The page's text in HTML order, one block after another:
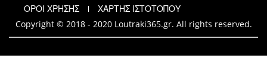
ΟΡΟΙ ΧΡΗΣΗΣ
ΧΑΡΤΗΣ ΙΣΤΟΤΟΠΟΥ
Copyright © 2018 - 2020 Loutraki365.gr. All rights reserved.